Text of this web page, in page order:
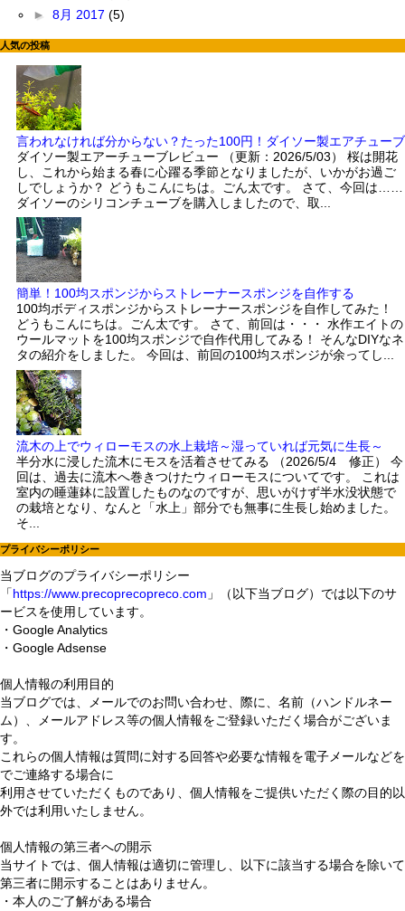
► 8月 2017 (5)
人気の投稿
言われなければ分からない？たった100円！ダイソー製エアチューブ
ダイソー製エアーチューブレビュー （更新：2026/5/03） 桜は開花
し、これから始まる春に心躍る季節となりましたが、いかがお過ご
しでしょうか？ どうもこんにちは。ごん太です。 さて、今回は……
ダイソーのシリコンチューブを購入しましたので、取...
簡単！100均スポンジからストレーナースポンジを自作する
100均ボディスポンジからストレーナースポンジを自作してみた！
どうもこんにちは。ごん太です。 さて、前回は・・・ 水作エイトの
ウールマットを100均スポンジで自作代用してみる！ そんなDIYなネ
タの紹介をしました。 今回は、前回の100均スポンジが余ってし...
流木の上でウィローモスの水上栽培～湿っていれば元気に生長～
半分水に浸した流木にモスを活着させてみる （2026/5/4 修正） 今
回は、過去に流木へ巻きつけたウィローモスについてです。 これは
室内の睡蓮鉢に設置したものなのですが、思いがけず半水没状態で
の栽培となり、なんと「水上」部分でも無事に生長し始めました。
そ...
プライバシーポリシー
当ブログのプライバシーポリシー
「https://www.precoprecopreco.com 」（以下当ブログ）では以下のサ
ービスを使用しています。
・Google Analytics
・Google Adsense
個人情報の利用目的
当ブログでは、メールでのお問い合わせ、際に、名前（ハンドルネー
ム）、メールアドレス等の個人情報をご登録いただく場合がございま
す。
これらの個人情報は質問に対する回答や必要な情報を電子メールなどを
でご連絡する場合に
利用させていただくものであり、個人情報をご提供いただく際の目的以
外では利用いたしません。
個人情報の第三者への開示
当サイトでは、個人情報は適切に管理し、以下に該当する場合を除いて
第三者に開示することはありません。
・本人のご了解がある場合